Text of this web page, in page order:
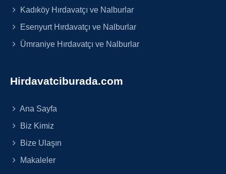
Kadıköy Hırdavatçı ve Nalburlar
Esenyurt Hırdavatçı ve Nalburlar
Ümraniye Hırdavatçı ve Nalburlar
Hirdavatciburada.com
Ana Sayfa
Biz Kimiz
Bize Ulaşın
Makaleler